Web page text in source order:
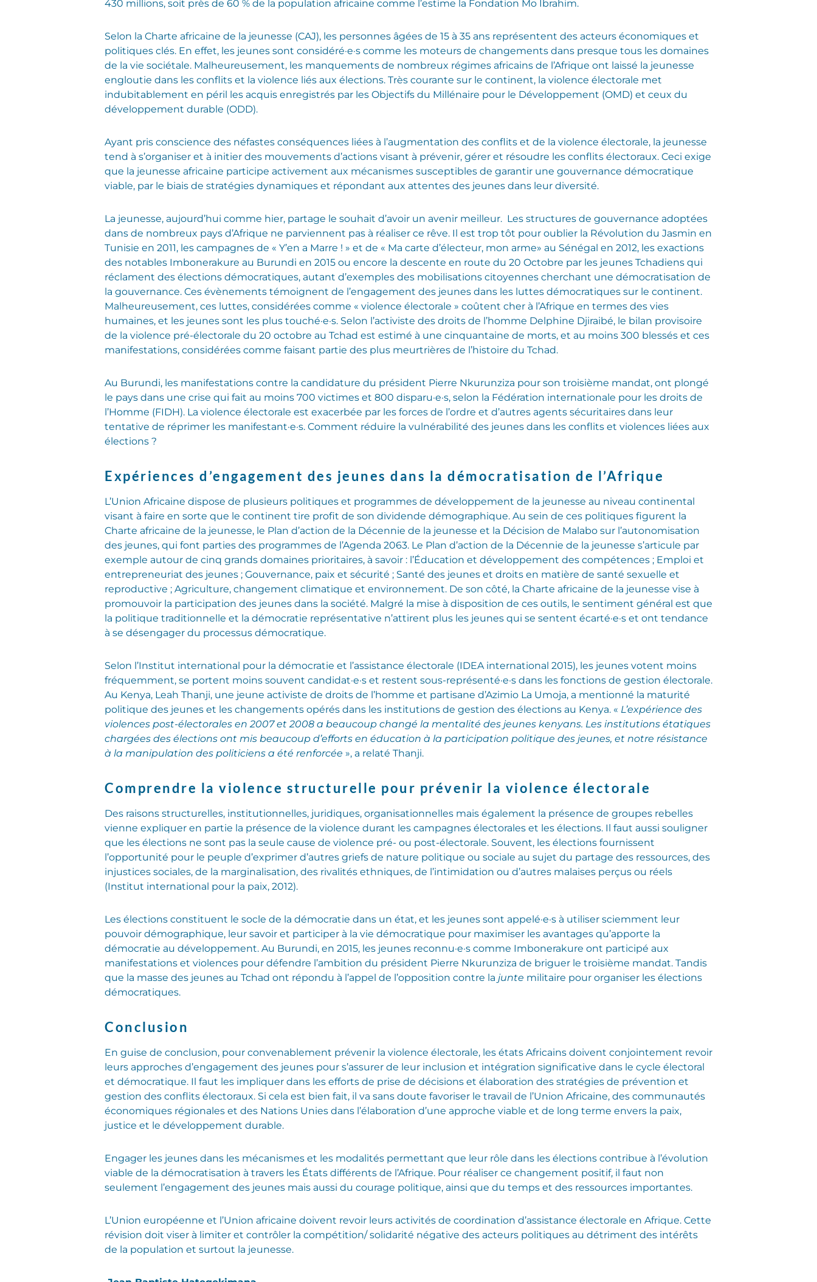
430 millions, soit près de 60 % de la population africaine comme l’estime la Fondation Mo Ibrahim.
Selon la Charte africaine de la jeunesse (CAJ), les personnes âgées de 15 à 35 ans représentent des acteurs économiques et
politiques clés. En effet, les jeunes sont considéré·e·s comme les moteurs de changements dans presque tous les domaines
de la vie sociétale. Malheureusement, les manquements de nombreux régimes africains de l’Afrique ont laissé la jeunesse
engloutie dans les conflits et la violence liés aux élections. Très courante sur le continent, la violence électorale met
indubitablement en péril les acquis enregistrés par les Objectifs du Millénaire pour le Développement (OMD) et ceux du
développement durable (ODD).
Ayant pris conscience des néfastes conséquences liées à l’augmentation des conflits et de la violence électorale, la jeunesse
tend à s’organiser et à initier des mouvements d’actions visant à prévenir, gérer et résoudre les conflits électoraux. Ceci exige
que la jeunesse africaine participe activement aux mécanismes susceptibles de garantir une gouvernance démocratique
viable, par le biais de stratégies dynamiques et répondant aux attentes des jeunes dans leur diversité.
La jeunesse, aujourd’hui comme hier, partage le souhait d’avoir un avenir meilleur. Les structures de gouvernance adoptées
dans de nombreux pays d’Afrique ne parviennent pas à réaliser ce rêve. Il est trop tôt pour oublier la Révolution du Jasmin en
Tunisie en 2011, les campagnes de « Y’en a Marre ! » et de « Ma carte d’électeur, mon arme» au Sénégal en 2012, les exactions
des notables Imbonerakure au Burundi en 2015 ou encore la descente en route du 20 Octobre par les jeunes Tchadiens qui
réclament des élections démocratiques, autant d’exemples des mobilisations citoyennes cherchant une démocratisation de
la gouvernance. Ces évènements témoignent de l’engagement des jeunes dans les luttes démocratiques sur le continent.
Malheureusement, ces luttes, considérées comme « violence électorale » coûtent cher à l’Afrique en termes des vies
humaines, et les jeunes sont les plus touché·e·s. Selon l’activiste des droits de l’homme Delphine Djiraibé, le bilan provisoire
de la violence pré-électorale du 20 octobre au Tchad est estimé à une cinquantaine de morts, et au moins 300 blessés et ces
manifestations, considérées comme faisant partie des plus meurtrières de l’histoire du Tchad.
Au Burundi, les manifestations contre la candidature du président Pierre Nkurunziza pour son troisième mandat, ont plongé
le pays dans une crise qui fait au moins 700 victimes et 800 disparu·e·s, selon la Fédération internationale pour les droits de
l’Homme (FIDH). La violence électorale est exacerbée par les forces de l’ordre et d’autres agents sécuritaires dans leur
tentative de réprimer les manifestant·e·s. Comment réduire la vulnérabilité des jeunes dans les conflits et violences liées aux
élections ?
Expériences d’engagement des jeunes dans la démocratisation de l’Afrique
L’Union Africaine dispose de plusieurs politiques et programmes de développement de la jeunesse au niveau continental
visant à faire en sorte que le continent tire profit de son dividende démographique. Au sein de ces politiques figurent la
Charte africaine de la jeunesse, le Plan d’action de la Décennie de la jeunesse et la Décision de Malabo sur l’autonomisation
des jeunes, qui font parties des programmes de l’Agenda 2063. Le Plan d’action de la Décennie de la jeunesse s’articule par
exemple autour de cinq grands domaines prioritaires, à savoir : l’Éducation et développement des compétences ; Emploi et
entrepreneuriat des jeunes ; Gouvernance, paix et sécurité ; Santé des jeunes et droits en matière de santé sexuelle et
reproductive ; Agriculture, changement climatique et environnement. De son côté, la Charte africaine de la jeunesse vise à
promouvoir la participation des jeunes dans la société. Malgré la mise à disposition de ces outils, le sentiment général est que
la politique traditionnelle et la démocratie représentative n’attirent plus les jeunes qui se sentent écarté·e·s et ont tendance
à se désengager du processus démocratique.
Selon l’Institut international pour la démocratie et l’assistance électorale (IDEA international 2015), les jeunes votent moins
fréquemment, se portent moins souvent candidat·e·s et restent sous-représenté·e·s dans les fonctions de gestion électorale.
Au Kenya, Leah Thanji, une jeune activiste de droits de l’homme et partisane d’Azimio La Umoja, a mentionné la maturité
politique des jeunes et les changements opérés dans les institutions de gestion des élections au Kenya. « L’expérience des
violences post-électorales en 2007 et 2008 a beaucoup changé la mentalité des jeunes kenyans. Les institutions étatiques
chargées des élections ont mis beaucoup d’efforts en éducation à la participation politique des jeunes, et notre résistance
à la manipulation des politiciens a été renforcée », a relaté Thanji.
Comprendre la violence structurelle pour prévenir la violence électorale
Des raisons structurelles, institutionnelles, juridiques, organisationnelles mais également la présence de groupes rebelles
vienne expliquer en partie la présence de la violence durant les campagnes électorales et les élections. Il faut aussi souligner
que les élections ne sont pas la seule cause de violence pré- ou post-électorale. Souvent, les élections fournissent
l’opportunité pour le peuple d’exprimer d’autres griefs de nature politique ou sociale au sujet du partage des ressources, des
injustices sociales, de la marginalisation, des rivalités ethniques, de l’intimidation ou d’autres malaises perçus ou réels
(Institut international pour la paix, 2012).
Les élections constituent le socle de la démocratie dans un état, et les jeunes sont appelé·e·s à utiliser sciemment leur
pouvoir démographique, leur savoir et participer à la vie démocratique pour maximiser les avantages qu’apporte la
démocratie au développement. Au Burundi, en 2015, les jeunes reconnu·e·s comme Imbonerakure ont participé aux
manifestations et violences pour défendre l’ambition du président Pierre Nkurunziza de briguer le troisième mandat. Tandis
que la masse des jeunes au Tchad ont répondu à l’appel de l’opposition contre la junte militaire pour organiser les élections
démocratiques.
Conclusion
En guise de conclusion, pour convenablement prévenir la violence électorale, les états Africains doivent conjointement revoir
leurs approches d’engagement des jeunes pour s’assurer de leur inclusion et intégration significative dans le cycle électoral
et démocratique. Il faut les impliquer dans les efforts de prise de décisions et élaboration des stratégies de prévention et
gestion des conflits électoraux. Si cela est bien fait, il va sans doute favoriser le travail de l’Union Africaine, des communautés
économiques régionales et des Nations Unies dans l’élaboration d’une approche viable et de long terme envers la paix,
justice et le développement durable.
Engager les jeunes dans les mécanismes et les modalités permettant que leur rôle dans les élections contribue à l’évolution
viable de la démocratisation à travers les États différents de l’Afrique. Pour réaliser ce changement positif, il faut non
seulement l’engagement des jeunes mais aussi du courage politique, ainsi que du temps et des ressources importantes.
L’Union européenne et l’Union africaine doivent revoir leurs activités de coordination d’assistance électorale en Afrique. Cette
révision doit viser à limiter et contrôler la compétition/ solidarité négative des acteurs politiques au détriment des intérêts
de la population et surtout la jeunesse.